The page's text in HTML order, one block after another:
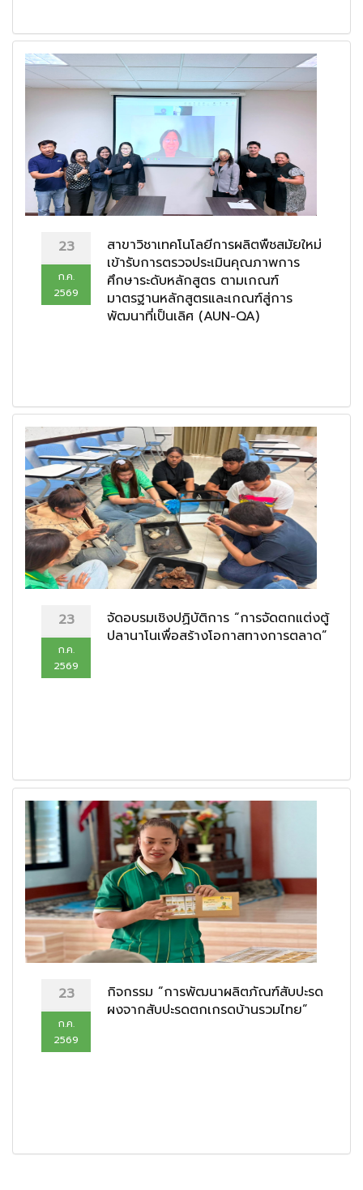
23
ก.ค.
2569
สาขาวิชาเทคโนโลยีการผลิตพืชสมัยใหม่
เข้ารับการตรวจประเมินคุณภาพการ
ศึกษาระดับหลักสูตร ตามเกณฑ์
มาตรฐานหลักสูตรและเกณฑ์สู่การ
พัฒนาที่เป็นเลิศ (AUN-QA)
23
ก.ค.
2569
จัดอบรมเชิงปฏิบัติการ “การจัดตกแต่งตู้
ปลานาโนเพื่อสร้างโอกาสทางการตลาด”
23
ก.ค.
2569
กิจกรรม “การพัฒนาผลิตภัณฑ์สับปะรด
ผงจากสับปะรดตกเกรดบ้านรวมไทย”